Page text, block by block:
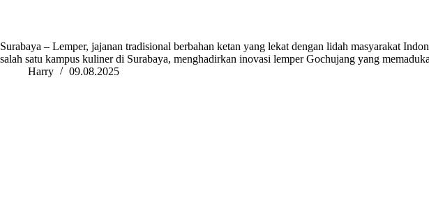
Surabaya – Lemper, jajanan tradisional berbahan ketan yang lekat dengan lidah masyarakat
salah satu kampus kuliner di Surabaya, menghadirkan inovasi lemper Gochujang yang
Harry
09.08.2025